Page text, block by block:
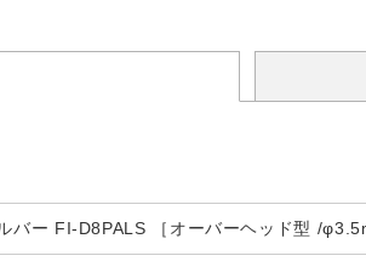
バー FI-D8PALS ［オーバーヘッド型 /